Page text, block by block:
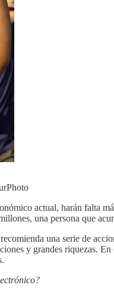
actual, harán falta
una persona que
una serie de
y grandes riquezas.